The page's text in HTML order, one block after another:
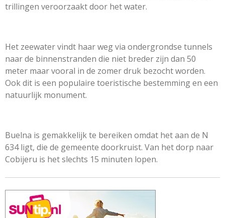
trillingen veroorzaakt door het water.
Het zeewater vindt haar weg via ondergrondse tunnels
naar de binnenstranden die niet breder zijn dan 50
meter maar vooral in de zomer druk bezocht worden.
Ook dit is een populaire toeristische bestemming en een
natuurlijk monument.
Buelna is gemakkelijk te bereiken omdat het aan de N
634 ligt, die de gemeente doorkruist. Van het dorp naar
Cobijeru is het slechts 15 minuten lopen.